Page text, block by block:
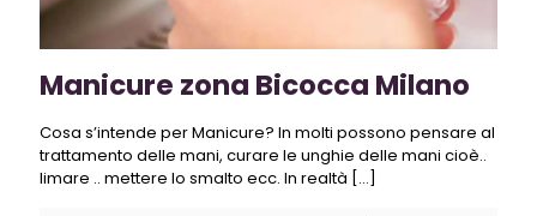
Manicure zona Bicocca Milano
Cosa s’intende per Manicure? In molti possono pensare al
trattamento delle mani, curare le unghie delle mani cioè..
limare .. mettere lo smalto ecc. In realtà […]